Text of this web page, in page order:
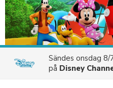
Sändes onsdag 8/
på Disney